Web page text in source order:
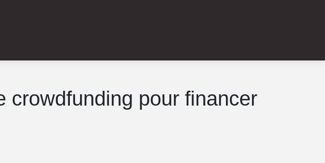
crowdfunding pour financer